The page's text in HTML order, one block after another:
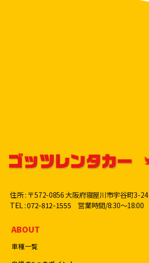
住所 : 〒572-0856 大阪府寝屋川市宇谷町3-24
TEL : 072-812-1555 営業時間/8:30〜18:00
ABOUT
車種一覧